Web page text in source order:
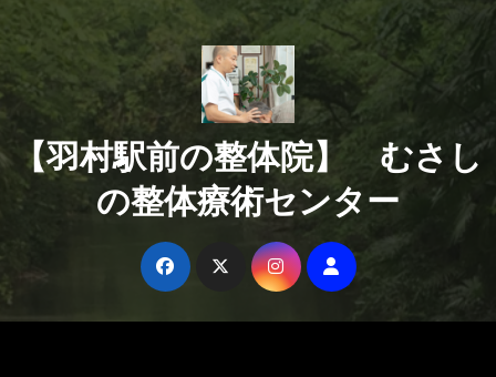
【羽村駅前の整体院】 むさし
の整体療術センター